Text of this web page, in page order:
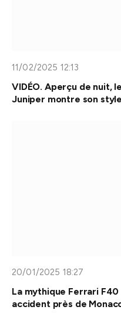
11/02/2025 12:13
VIDÉO. Aperçu de nuit,
Juniper montre son
20/01/2025 18:27
La mythique Ferrari
accident près de